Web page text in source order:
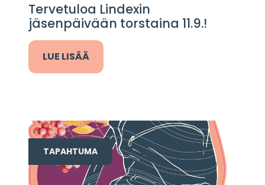
Tervetuloa Lindexin
jäsenpäivään torstaina 11.9.!
LUE LISÄÄ
TAPAHTUMA